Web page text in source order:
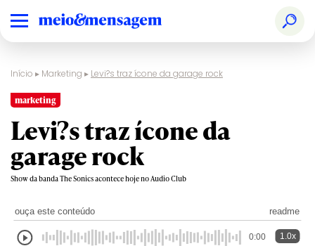
Início ▸ Marketing ▸ Levi?s traz ícone da garage rock
marketing
Levi?s traz ícone da
garage rock
Show da banda The Sonics acontece hoje no Audio Club
ouça este conteúdo readme
0:00 1.0x